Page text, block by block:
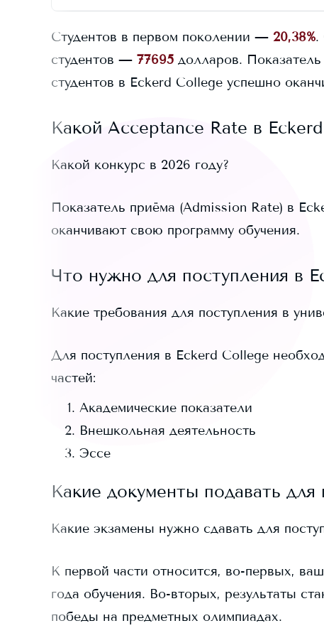
Студентов в первом поколении — 20,38%.
студентов — 77695 долларов.
студентов в Eckerd College успешно
Какой Acceptance Rate в
Какой конкурс в 2026 году?
Показатель приёма (Admission Rate) в
оканчивают свою программу обучения.
Что нужно для поступления в
Какие требования для поступления в
Для поступления в Eckerd College
частей:
Академические показатели
Внешкольная деятельность
Эссе
Какие документы подавать для
Какие экзамены нужно сдавать для
К первой части относится, во-первых,
года обучения. Во-вторых, результаты
победы на предметных олимпиадах.